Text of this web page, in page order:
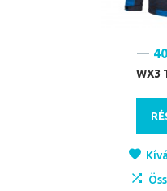
WX3